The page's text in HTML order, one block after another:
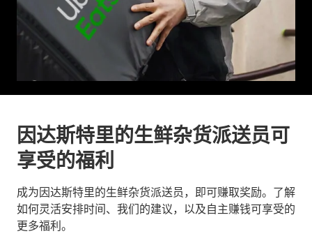
因达斯特里的生鲜杂货派送员可
享受的福利
成为因达斯特里的生鲜杂货派送员，即可赚取奖励。了解
如何灵活安排时间、我们的建议，以及自主赚钱可享受的
更多福利。